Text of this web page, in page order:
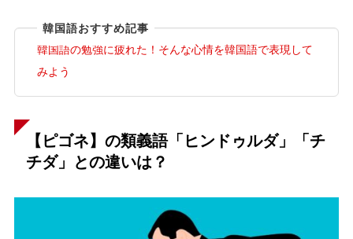
韓国語おすすめ記事
韓国語の勉強に疲れた！そんな心情を韓国語で表現して
みよう
【ピゴネ】の類義語「ヒンドゥルダ」「チ
チダ」との違いは？